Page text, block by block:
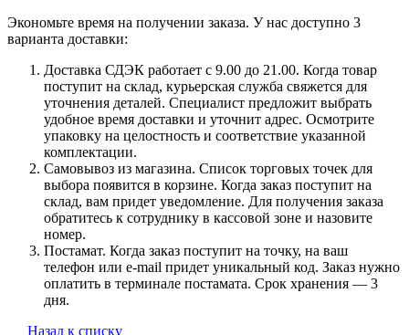
Экономьте время на получении заказа. У нас доступно 3
варианта доставки:
Доставка СДЭК работает с 9.00 до 21.00. Когда товар
поступит на склад, курьерская служба свяжется для
уточнения деталей. Специалист предложит выбрать
удобное время доставки и уточнит адрес. Осмотрите
упаковку на целостность и соответствие указанной
комплектации.
Самовывоз из магазина. Список торговых точек для
выбора появится в корзине. Когда заказ поступит на
склад, вам придет уведомление. Для получения заказа
обратитесь к сотруднику в кассовой зоне и назовите
номер.
Постамат. Когда заказ поступит на точку, на ваш
телефон или e-mail придет уникальный код. Заказ нужно
оплатить в терминале постамата. Срок хранения — 3
дня.
Назад к списку